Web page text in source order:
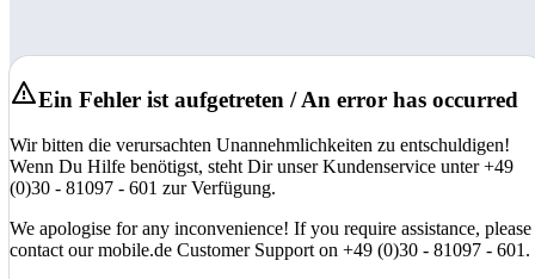
Ein Fehler ist aufgetreten / An error has occurred
Wir bitten die verursachten Unannehmlichkeiten zu entschuldigen!
Wenn Du Hilfe benötigst, steht Dir unser Kundenservice unter +49
(0)30 - 81097 - 601 zur Verfügung.
We apologise for any inconvenience! If you require assistance, please
contact our mobile.de Customer Support on +49 (0)30 - 81097 - 601.